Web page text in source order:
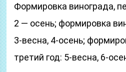
Формировка винограда,
2 — осень; формировка
3-весна, 4-осень;
третий год: 5-весна, 6-